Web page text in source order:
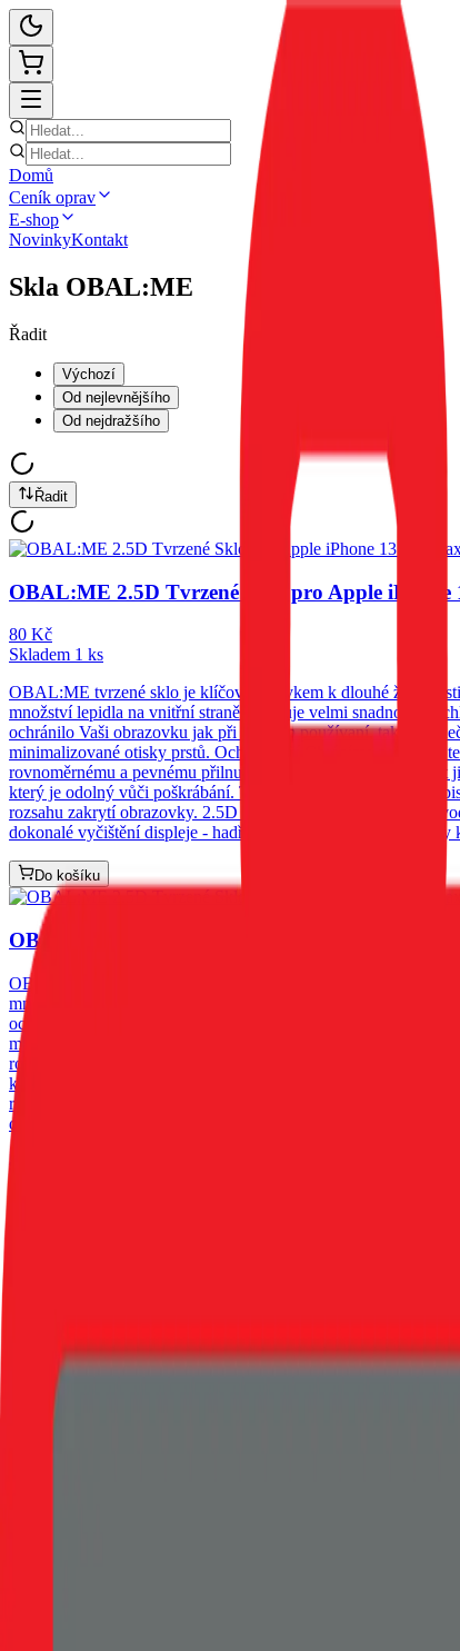
Domů
Ceník oprav
E-shop
NovinkyKontakt
Skla OBAL:ME
Řadit
Výchozí
Od nejlevnějšího
Od nejdražšího
Řadit
OBAL:ME 2.5D Tvrzené Sklo pro Apple iPhone
80 Kč
Skladem 1 ks
OBAL:ME tvrzené sklo je klíčovým prvkem k dlouhé
množství lepidla na vnitřní straně zajišťuje velmi snadnou a
ochránilo Vaši obrazovku jak při běžném používaní, tak před
minimalizované otisky prstů. Ochrana očí Chráníme nejen váš
rovnoměrnému a pevnému přilnutí na obrazovku si můžete
který je odolný vůči poškrábání. Tento termín se používá k
rozsahu zakrytí obrazovky. 2.5D nemá zakřivené hrany na
dokonalé vyčištění displeje - hadřík z mikrovlákna - samolepky
Do košíku
OBAL:ME 2.5D Tvrzené Sklo pro Apple iPhone
OBAL:ME tvrzené sklo je klíčovým prvkem k dlouhé životnosti
množství lepidla na vnitřní straně zajišťuje velmi snadnou a
ochránilo Vaši obrazovku jak při běžném používaní, tak před
minimalizované otisky prstů. Ochrana očí Chráníme nejen váš
rovnoměrnému a pevnému přilnutí na obrazovku si můžete
který je odolný vůči poškrábání. Tento termín se používá k
rozsahu zakrytí obrazovky. 2.5D nemá zakřivené hrany na
dokonalé vyčištění displeje - hadřík z mikrovlákna - samolepky
80
OBAL:ME tvrzené sklo je klíčovým prvkem k dlouhé
množství lepidla na vnitřní straně zajišťuje velmi snadnou a
ochránilo Vaši obrazovku jak při běžném používaní, tak před
minimalizované otisky prstů. Ochrana očí Chráníme nejen
rovnoměrnému a pevnému přilnutí na obrazovku si můžete
který je odolný vůči poškrábání. Tento termín se používá k
rozsahu zakrytí obrazovky. 2.5D nemá zakřivené hrany na